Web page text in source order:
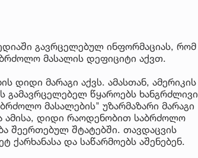
გავრცელებულ ინფორმაციას, რომ
მასალის დეფიციტი აქვთ.
დიდი მარაგი აქვს. ამასთან, ამერიკის
გამავრცელებელ წყაროებს ხანგრძლივი
მასალების" უზარმაზარი მარაგი
ამისა, დიდი რაოდენობით საბრძოლო
შეერთებულ შტატებში. თავდაცვის
ქარხანასა და საწარმოებს აშენებენ.